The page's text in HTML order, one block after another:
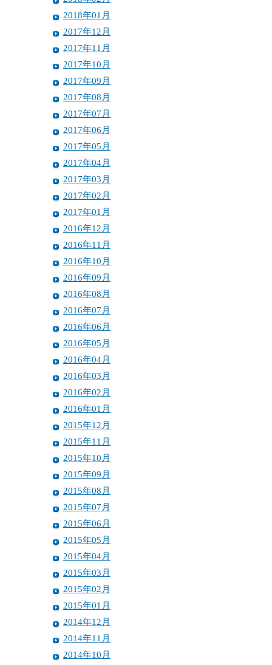
2018年01月
2017年12月
2017年11月
2017年10月
2017年09月
2017年08月
2017年07月
2017年06月
2017年05月
2017年04月
2017年03月
2017年02月
2017年01月
2016年12月
2016年11月
2016年10月
2016年09月
2016年08月
2016年07月
2016年06月
2016年05月
2016年04月
2016年03月
2016年02月
2016年01月
2015年12月
2015年11月
2015年10月
2015年09月
2015年08月
2015年07月
2015年06月
2015年05月
2015年04月
2015年03月
2015年02月
2015年01月
2014年12月
2014年11月
2014年10月